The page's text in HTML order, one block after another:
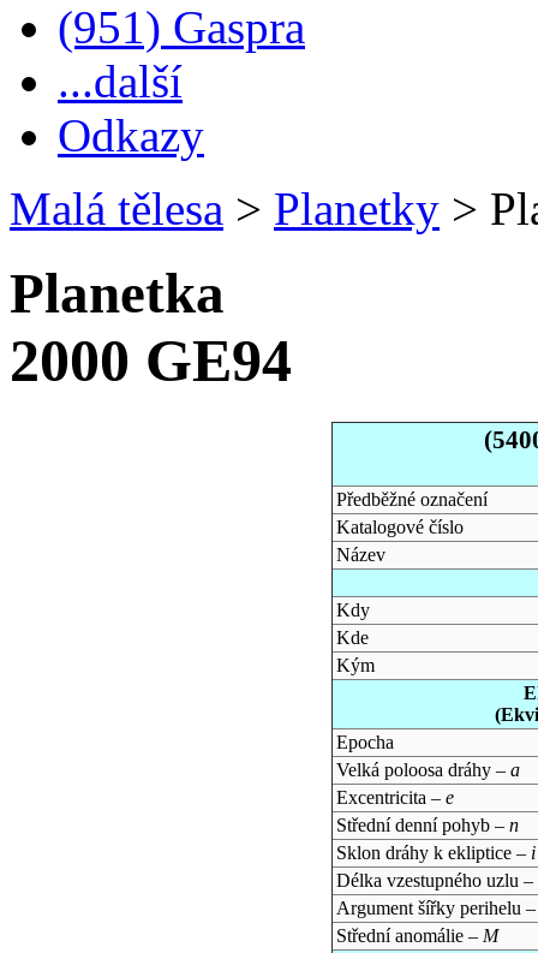
(951) Gaspra
...další
Odkazy
Malá tělesa > Planetky >
Planetka
2000 GE94
Předběžné označení
Katalogové číslo
Název
Kdy
Kde
Kým
Epocha
Velká poloosa dráhy – a
Excentricita – e
Střední denní pohyb – n
Sklon dráhy k ekliptice – i
Délka vzestupného uzlu –
Argument šířky perihelu
Střední anomálie – M